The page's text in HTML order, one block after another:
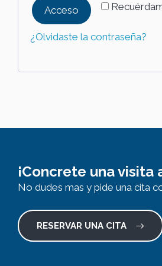
Acceso
¿Olvidaste la contraseña?
¡Concrete una visita
No dudes mas y pide una cita
RESERVAR UNA CITA